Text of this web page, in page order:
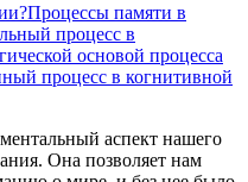
Процессы памяти в
процесс в
основой процесса
процесс в когнитивной
аспект нашего
Она позволяет нам